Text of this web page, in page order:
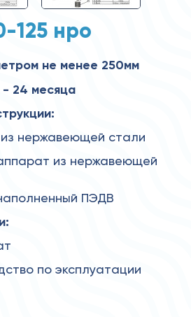
125 нро
не менее 250мм
- 24 месяца
нержавеющей стали
из нержавеющей
ПЭДВ
по эксплуатации